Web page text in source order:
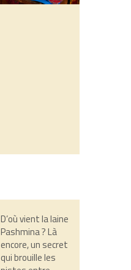
D’où vient la laine
Pashmina ? Là
encore, un secret
qui brouille les